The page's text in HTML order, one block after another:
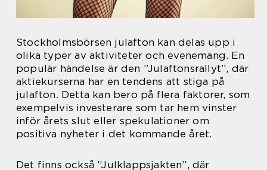
Stockholmsbörsen julafton kan delas upp i
olika typer av aktiviteter och evenemang. En
populär händelse är den ”Julaftonsrallyt”, där
aktiekurserna har en tendens att stiga på
julafton. Detta kan bero på flera faktorer, som
exempelvis investerare som tar hem vinster
inför årets slut eller spekulationer om
positiva nyheter i det kommande året.
Det finns också ”Julklappsjakten”, där